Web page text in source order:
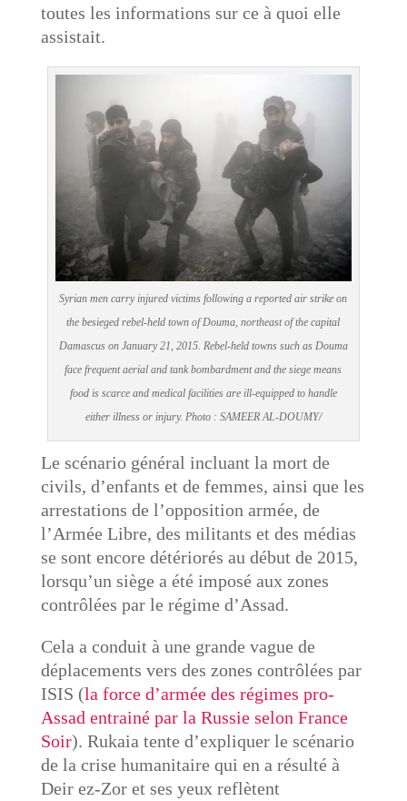
toutes les informations sur ce à quoi elle
assistait.
Syrian men carry injured victims following a reported air strike on
the besieged rebel-held town of Douma, northeast of the capital
Damascus on January 21, 2015. Rebel-held towns such as Douma
face frequent aerial and tank bombardment and the siege means
food is scarce and medical facilities are ill-equipped to handle
either illness or injury. Photo : SAMEER AL-DOUMY/
Le scénario général incluant la mort de
civils, d’enfants et de femmes, ainsi que les
arrestations de l’opposition armée, de
l’Armée Libre, des militants et des médias
se sont encore détériorés au début de 2015,
lorsqu’un siège a été imposé aux zones
contrôlées par le régime d’Assad.
Cela a conduit à une grande vague de
déplacements vers des zones contrôlées par
ISIS (la force d’armée des régimes pro-
Assad entrainé par la Russie selon France
Soir). Rukaia tente d’expliquer le scénario
de la crise humanitaire qui en a résulté à
Deir ez-Zor et ses yeux reflètent